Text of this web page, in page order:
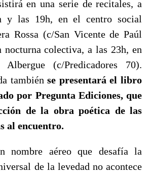
en una serie de recitales, a
y las 19h, en el centro social
Rossa (c/San Vicente de Paúl
nocturna colectiva, a las 23h, en
(c/Predicadores 70).
tambiénse presentará el libro
por Pregunta Ediciones, que
de la obra poética de las
al encuentro.
nombre aéreo que desafía la
de la levedad no acontece